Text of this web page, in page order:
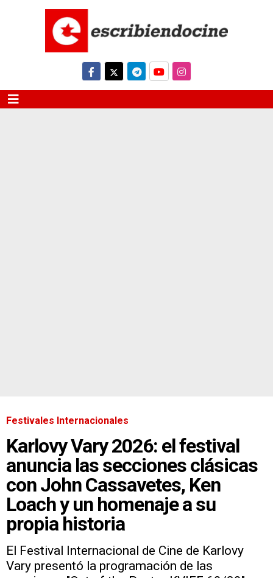
Festivales Internacionales
Karlovy Vary 2026: el festival
anuncia las secciones clásicas
con John Cassavetes, Ken
Loach y un homenaje a su
propia historia
El Festival Internacional de Cine de Karlovy
Vary presentó la programación de las